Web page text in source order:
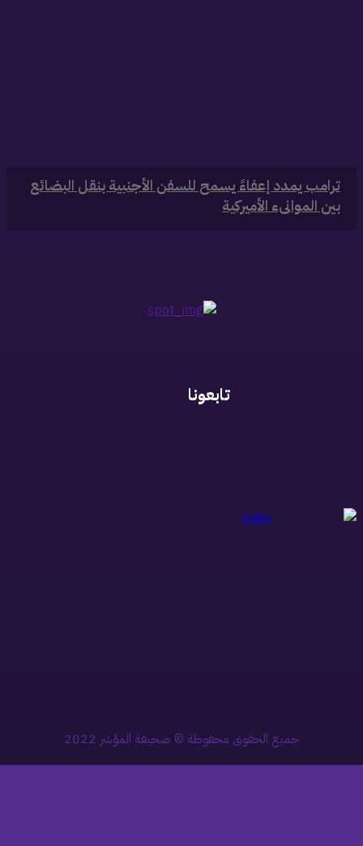
‏ترامب يمدد إعفاءً يسمح للسفن الأجنبية بنقل البضائع
بين الموانىء الأميركية
تابعونا
جميع الحقوق محفوظة © صحيفة المؤشر 2022